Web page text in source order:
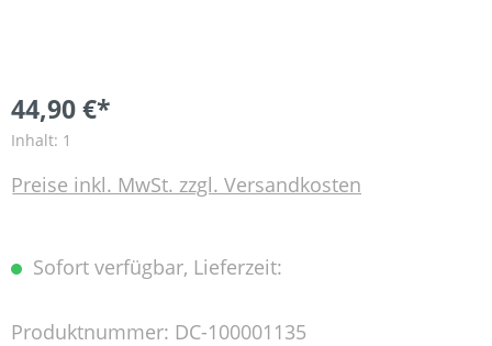
44,90 €*
Inhalt: 1
Preise inkl. MwSt. zzgl. Versandkosten
Sofort verfügbar, Lieferzeit:
Produktnummer: DC-100001135